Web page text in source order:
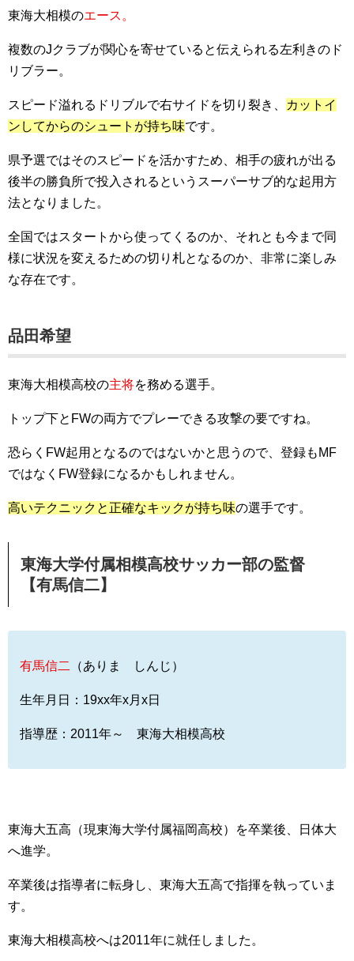
東海大相模のエース。
複数のJクラブが関心を寄せていると伝えられる左利きのド
リブラー。
スピード溢れるドリブルで右サイドを切り裂き、
カットイ
ンしてからのシュートが持ち味です。
県予選ではそのスピードを活かすため、相手の疲れが出る
後半の勝負所で投入されるというスーパーサブ的な起用方
法となりました。
全国ではスタートから使ってくるのか、それとも今まで同
様に状況を変えるための切り札となるのか、非常に楽しみ
な存在です。
品田希望
東海大相模高校の主将を務める選手。
トップ下とFWの両方でプレーできる攻撃の要ですね。
恐らくFW起用となるのではないかと思うので、登録もMF
ではなくFW登録になるかもしれません。
高いテクニックと正確なキックが持ち味の選手です。
東海大学付属相模高校サッカー部の監督
【有馬信二】
有馬信二 （ありま しんじ）
生年月日：19xx年x月x日
指導歴：2011年～ 東海大相模高校
東海大五高（現東海大学付属福岡高校）を卒業後、日体大
へ進学。
卒業後は指導者に転身し、東海大五高で指揮を執っていま
す。
東海大相模高校へは2011年に就任しました。